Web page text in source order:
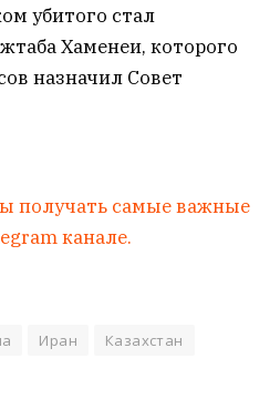
убитого стал
Хаменеи, которого
назначил Совет
получать самые важные
канале.
Иран
Казахстан